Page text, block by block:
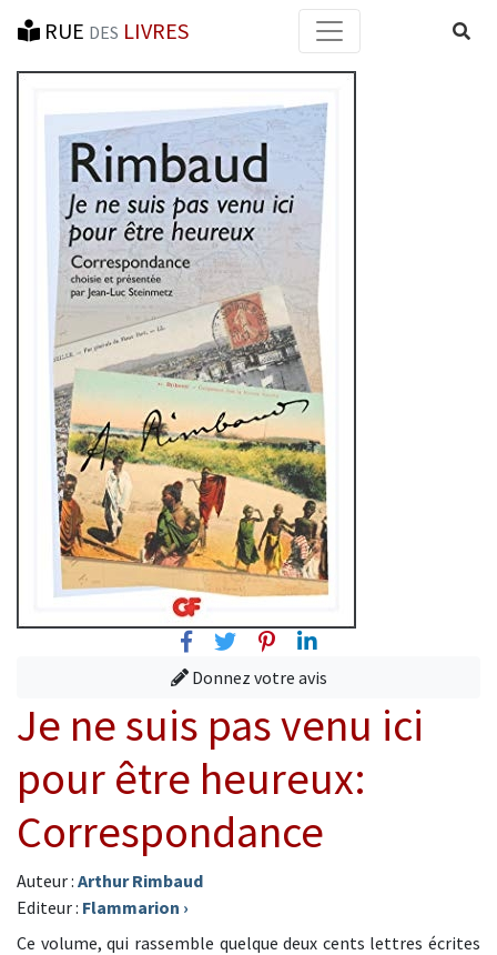
RUE DES LIVRES
FacebookTwitterPinterest
Linkedin
Donnez votre avis
Je ne suis pas venu ici
pour être heureux:
Correspondance
Auteur : Arthur Rimbaud
Editeur : Flammarion ›
Ce volume, qui rassemble quelque deux cents lettres écrites